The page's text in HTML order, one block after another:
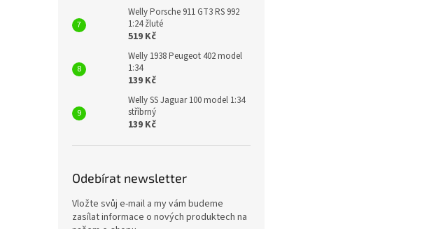
Welly Porsche 911 GT3 RS 992
1:24 žluté
519 Kč
Welly 1938 Peugeot 402 model
1:34
139 Kč
Welly SS Jaguar 100 model 1:34
stříbrný
139 Kč
Odebírat newsletter
Vložte svůj e-mail a my vám budeme
zasílat informace o nových produktech na